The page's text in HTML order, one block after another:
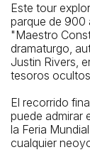
Este tour
parque de 900
"Maestro
dramaturgo,
Justin Rivers,
tesoros
El recorrido
puede admirar
la Feria
cualquier